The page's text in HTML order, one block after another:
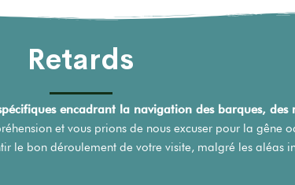
Retards
encadrant la navigation des barques, des
et vous prions de nous excuser pour la gêne
le bon déroulement de votre visite, malgré les aléas